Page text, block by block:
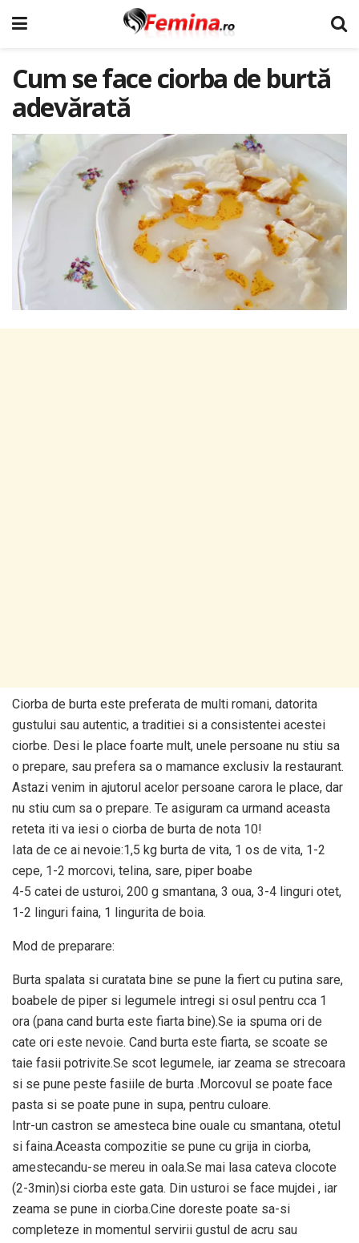
Cum se face ciorba de burtă
adevărată
Ciorba de burta este preferata de multi romani, datorita
gustului sau autentic, a traditiei si a consistentei acestei
ciorbe. Desi le place foarte mult, unele persoane nu stiu sa
o prepare, sau prefera sa o mamance exclusiv la restaurant.
Astazi venim in ajutorul acelor persoane carora le place, dar
nu stiu cum sa o prepare. Te asiguram ca urmand aceasta
reteta iti va iesi o ciorba de burta de nota 10!
Iata de ce ai nevoie:1,5 kg burta de vita, 1 os de vita, 1-2
cepe, 1-2 morcovi, telina, sare, piper boabe
4-5 catei de usturoi, 200 g smantana, 3 oua, 3-4 linguri otet,
1-2 linguri faina, 1 lingurita de boia.
Mod de preparare:
Burta spalata si curatata bine se pune la fiert cu putina sare,
boabele de piper si legumele intregi si osul pentru cca 1
ora (pana cand burta este fiarta bine).Se ia spuma ori de
cate ori este nevoie. Cand burta este fiarta, se scoate se
taie fasii potrivite.Se scot legumele, iar zeama se strecoara
si se pune peste fasiile de burta .Morcovul se poate face
pasta si se poate pune in supa, pentru culoare.
Intr-un castron se amesteca bine ouale cu smantana, otetul
si faina.Aceasta compozitie se pune cu grija in ciorba,
amestecandu-se mereu in oala.Se mai lasa cateva clocote
(2-3min)si ciorba este gata. Din usturoi se face mujdei , iar
zeama se pune in ciorba.Cine doreste poate sa-si
completeze in momentul servirii gustul de acru sau